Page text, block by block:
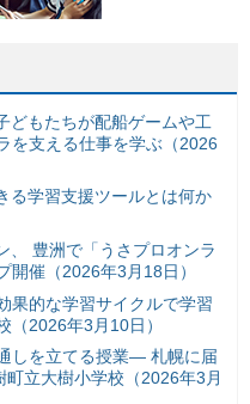
どもたちが配船ゲームや工
を支える仕事を学ぶ（2026
る学習支援ツールとは何か
、 豊洲で「うさプロオンラ
開催（2026年3月18日）
果的な学習サイクルで学習
（2026年3月10日）
しを立てる授業— 札幌に届
町立大樹小学校（2026年3月